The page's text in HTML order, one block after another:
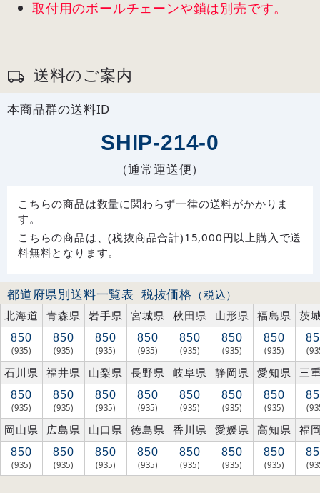
取付用のボールチェーンや鎖は別売です。
送料のご案内
本商品群の送料ID
SHIP-214-0
（通常運送便）
こちらの商品は数量に関わらず一律の送料がかかりま
す。
こちらの商品は、(税抜商品合計)15,000円以上購入で送
料無料となります。
都道府県別送料一覧表 税抜価格 （税込）
北海道
青森県 岩手県 宮城県 秋田県 山形県 福島県 茨
850
(935)
850
(935)
850
(935)
850
(935)
850
(935)
850
(935)
850
(935)
石川県 福井県 山梨県 長野県 岐阜県 静岡県 愛知県 三
850
(935)
850
(935)
850
(935)
850
(935)
850
(935)
850
(935)
850
(935)
岡山県 広島県 山口県 徳島県 香川県 愛媛県 高知県 福
850
(935)
850
(935)
850
(935)
850
(935)
850
(935)
850
(935)
850
(935)